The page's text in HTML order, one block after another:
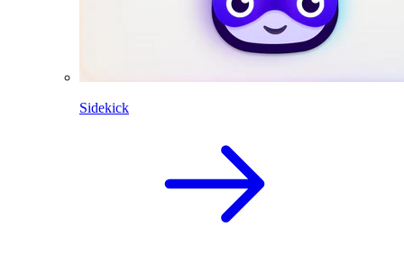
Sidekick